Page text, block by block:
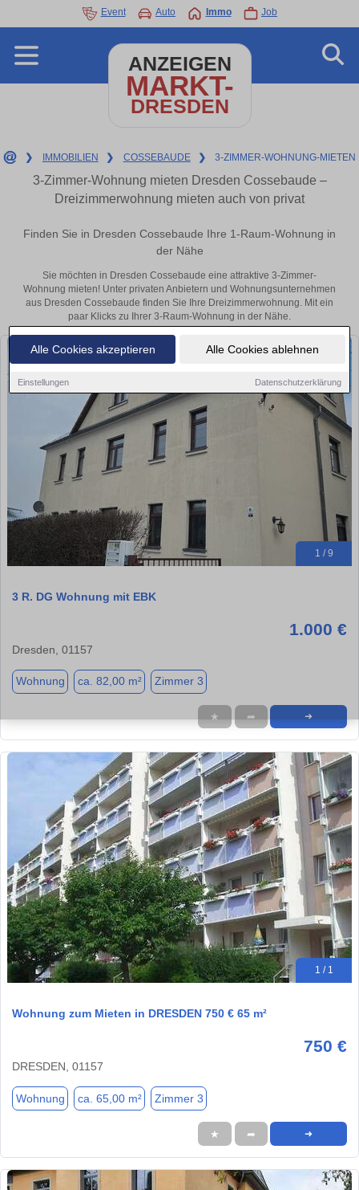
Alle Cookies akzeptieren Alle Cookies ablehnen
Einstellungen Datenschutzerklärung
Event Auto Immo Job
ANZEIGEN
MARKT-
DRESDEN
❯ IMMOBILIEN ❯ COSSEBAUDE ❯ 3-ZIMMER-WOHNUNG-MIETEN
3-Zimmer-Wohnung mieten Dresden Cossebaude –
Dreizimmerwohnung mieten auch von privat
Finden Sie in Dresden Cossebaude Ihre 1-Raum-Wohnung in
der Nähe
Sie möchten in Dresden Cossebaude eine attraktive 3-Zimmer-
Wohnung mieten! Unter privaten Anbietern und Wohnungsunternehmen
aus Dresden Cossebaude finden Sie Ihre Dreizimmerwohnung. Mit ein
paar Klicks zu Ihrer 3-Raum-Wohnung in der Nähe.
1 / 9
3 R. DG Wohnung mit EBK
1.000 €
Dresden, 01157
Wohnung ca. 82,00 m² Zimmer 3
★ ➦ ➜
1 / 1
Wohnung zum Mieten in DRESDEN 750 € 65 m²
750 €
DRESDEN, 01157
Wohnung ca. 65,00 m² Zimmer 3
★ ➦ ➜